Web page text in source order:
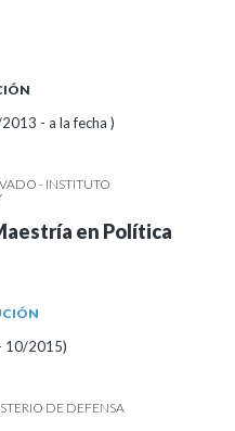
- a la fecha )
- INSTITUTO
en Política
10/2015)
DE DEFENSA